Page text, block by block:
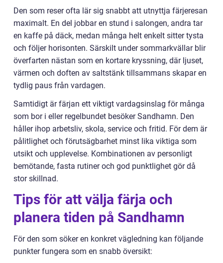
Den som reser ofta lär sig snabbt att utnyttja färjeresan
maximalt. En del jobbar en stund i salongen, andra tar
en kaffe på däck, medan många helt enkelt sitter tysta
och följer horisonten. Särskilt under sommarkvällar blir
överfarten nästan som en kortare kryssning, där ljuset,
värmen och doften av saltstänk tillsammans skapar en
tydlig paus från vardagen.
Samtidigt är färjan ett viktigt vardagsinslag för många
som bor i eller regelbundet besöker Sandhamn. Den
håller ihop arbetsliv, skola, service och fritid. För dem är
pålitlighet och förutsägbarhet minst lika viktiga som
utsikt och upplevelse. Kombinationen av personligt
bemötande, fasta rutiner och god punktlighet gör då
stor skillnad.
Tips för att välja färja och
planera tiden på Sandhamn
För den som söker en konkret vägledning kan följande
punkter fungera som en snabb översikt: